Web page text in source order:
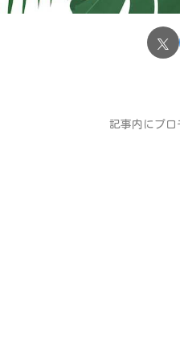
記事内にプロ